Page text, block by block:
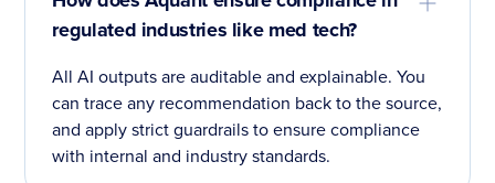
regulated industries like med tech?
All AI outputs are auditable and explainable. You
can trace any recommendation back to the source,
and apply strict guardrails to ensure compliance
with internal and industry standards.